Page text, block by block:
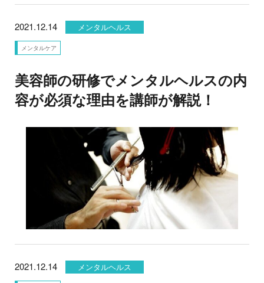
2021.12.14 メンタルヘルス
メンタルケア
美容師の研修でメンタルヘルスの内
容が必須な理由を講師が解説！
2021.12.14 メンタルヘルス